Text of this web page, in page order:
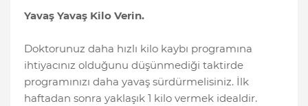
Yavaş Yavaş Kilo Verin.
Doktorunuz daha hızlı kilo kaybı programına
ihtiyacınız olduğunu düşünmediği taktirde
programınızı daha yavaş sürdürmelisiniz. İlk
haftadan sonra yaklaşık 1 kilo vermek idealdir.